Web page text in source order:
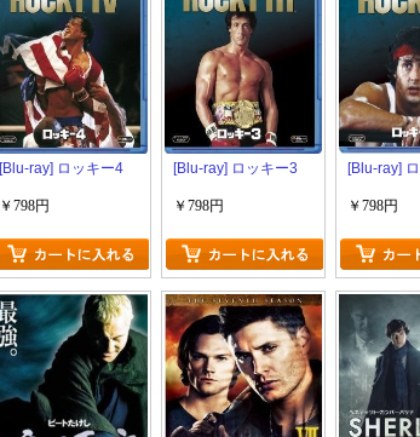
[Blu-ray] ロッキー4
￥798円
[Blu-ray] ロッキー3
￥798円
[Blu-ray]
￥798円